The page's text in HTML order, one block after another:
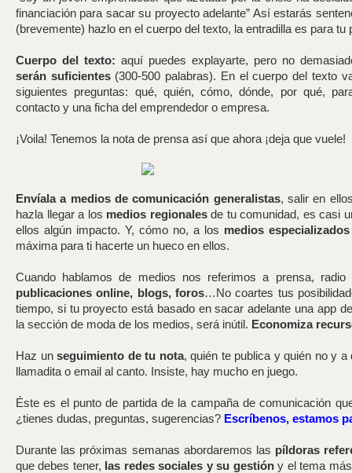
financiación para sacar su proyecto adelante” Así estarás
(brevemente) hazlo en el cuerpo del texto, la entradilla es para tu
Cuerpo del texto: aquí puedes explayarte, pero no
serán suficientes(300-500 palabras). En el cuerpo del texto
siguientes preguntas: qué, quién, cómo, dónde, por qué,
contacto y una ficha del emprendedor o empresa.
¡Voila! Tenemos la nota de prensa así que ahora ¡deja que vuele!
Envíala a medios de comunicación generalistas, salir en
hazla llegar a los medios regionalesde tu comunidad, es casi
ellos algún impacto. Y, cómo no, a los medios especializados
máxima para ti hacerte un hueco en ellos.
Cuando hablamos de medios nos referimos a prensa,
publicaciones online, blogs, foros…No coartes tus
tiempo, si tu proyecto está basado en sacar adelante una app
la sección de moda de los medios, será inútil. Economiza
Haz unseguimiento de tu nota, quién te publica y quién no y a
llamadita o email al canto. Insiste, hay mucho en juego.
Éste es el punto de partida de la campaña de comunicación
¿tienes dudas, preguntas, sugerencias? Escríbenos, estamos
Durante las próximas semanas abordaremos las píldoras
que debes tener, las redes sociales y su gestióny el tema